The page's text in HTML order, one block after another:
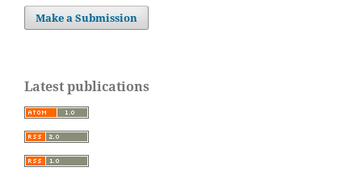
Make a Submission
Latest publications